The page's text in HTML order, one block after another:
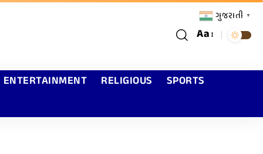
Aa
ENTERTAINMENT RELIGIOUS
SPORTS
ગુજરાતી ▼